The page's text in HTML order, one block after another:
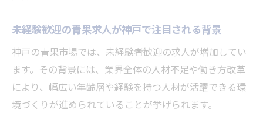
未経験歓迎の青果求人が神戸で注目される背景
神戸の青果市場では、未経験者歓迎の求人が増加してい
ます。その背景には、業界全体の人材不足や働き方改革
により、幅広い年齢層や経験を持つ人材が活躍できる環
境づくりが進められていることが挙げられます。